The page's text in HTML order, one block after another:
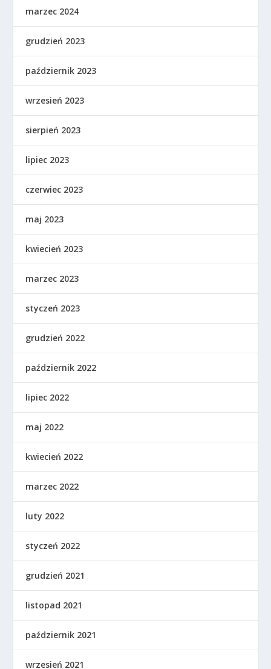
marzec 2024
grudzień 2023
październik 2023
wrzesień 2023
sierpień 2023
lipiec 2023
czerwiec 2023
maj 2023
kwiecień 2023
marzec 2023
styczeń 2023
grudzień 2022
październik 2022
lipiec 2022
maj 2022
kwiecień 2022
marzec 2022
luty 2022
styczeń 2022
grudzień 2021
listopad 2021
październik 2021
wrzesień 2021